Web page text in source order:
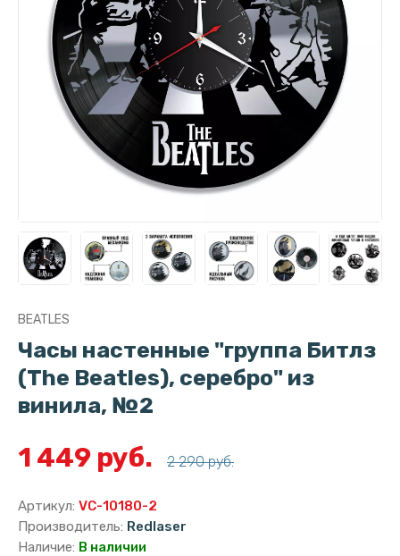
BEATLES
Часы настенные "группа Битлз
(The Beatles), серебро" из
винила, №2
1 449 руб. 2 290 руб.
Артикул: VC-10180-2
Производитель: Redlaser
Наличие: В наличии